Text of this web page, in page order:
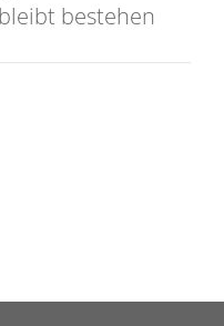
bestehen